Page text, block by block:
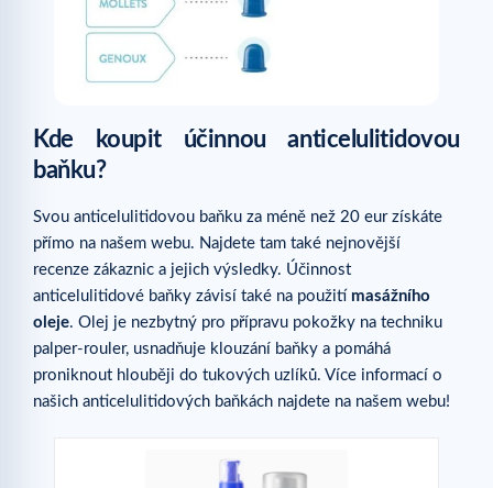
Kde koupit účinnou anticelulitidovou
baňku?
Svou anticelulitidovou baňku za méně než 20 eur získáte
přímo na našem webu. Najdete tam také nejnovější
recenze zákaznic a jejich výsledky. Účinnost
anticelulitidové baňky závisí také na použití masážního
oleje. Olej je nezbytný pro přípravu pokožky na techniku
palper-rouler, usnadňuje klouzání baňky a pomáhá
proniknout hlouběji do tukových uzlíků. Více informací o
našich anticelulitidových baňkách najdete na našem webu!